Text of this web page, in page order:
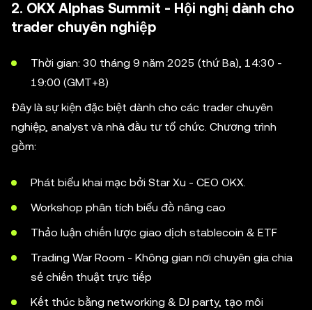
2. OKX Alphas Summit - Hội nghị dành cho
trader chuyên nghiệp
Thời gian: 30 tháng 9 năm 2025 (thứ Ba), 14:30 -
19:00 (GMT+8)
Đây là sự kiện đặc biệt dành cho các trader chuyên
nghiệp, analyst và nhà đầu tư tổ chức. Chương trình
gồm:
Phát biểu khai mạc bởi Star Xu - CEO OKX.
Workshop phân tích biểu đồ nâng cao
Thảo luận chiến lược giao dịch stablecoin & ETF
Trading War Room - Không gian nơi chuyên gia chia
sẻ chiến thuật trực tiếp
Kết thúc bằng networking & DJ party, tạo môi